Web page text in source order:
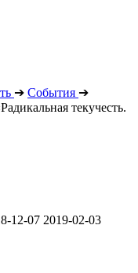
➔ События ➔
текучесть.
12-07 2019-02-03